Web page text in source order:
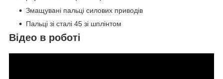
Змащувані пальці силових приводів
Пальці зі сталі 45 зі шплінтом
Відео в роботі